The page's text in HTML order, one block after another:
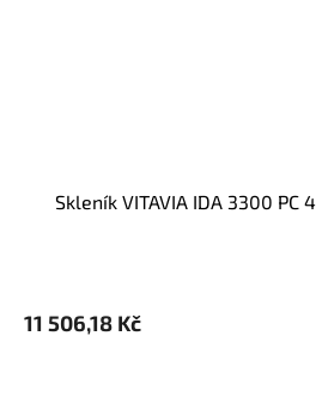
skleník VITAVIA IDA 3300 PC
11 506,18 Kč